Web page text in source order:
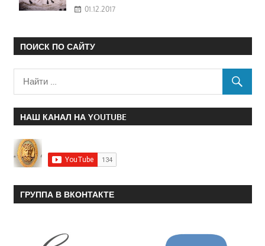
01.12.2017
ПОИСК ПО САЙТУ
НАШ КАНАЛ НА YOUTUBE
ГРУППА В ВКОНТАКТЕ